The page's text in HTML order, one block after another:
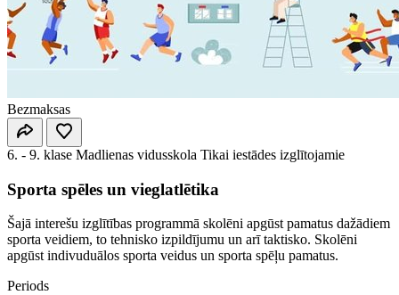
Bezmaksas
6. - 9. klase Madlienas vidusskola Tikai iestādes izglītojamie
Sporta spēles un vieglatlētika
Šajā interešu izglītības programmā skolēni apgūst pamatus dažādiem
sporta veidiem, to tehnisko izpildījumu un arī taktisko. Skolēni
apgūst indivuduālos sporta veidus un sporta spēļu pamatus.
Periods